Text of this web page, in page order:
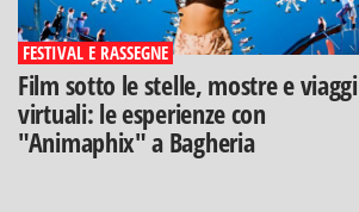
FESTIVAL E RASSEGNE
Film sotto le stelle, mostre e viaggi
virtuali: le esperienze con
"Animaphix" a Bagheria